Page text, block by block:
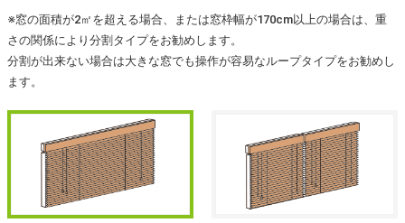
※窓の面積が2㎡を超える場合、または窓枠幅が170cm以上の場合は、重
さの関係により分割タイプをお勧めします。
分割が出来ない場合は大きな窓でも操作が容易なループタイプをお勧めし
ます。